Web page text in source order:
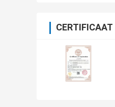
CERTIFICAAT